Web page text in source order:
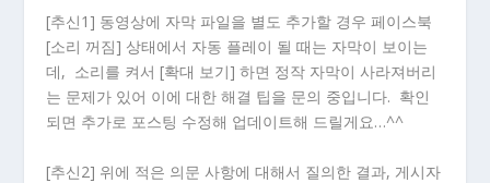
[추신1] 동영상에 자막 파일을 별도 추가할 경우 페이스북
[소리 꺼짐] 상태에서 자동 플레이 될 때는 자막이 보이는
데, 소리를 켜서 [확대 보기] 하면 정작 자막이 사라져버리
는 문제가 있어 이에 대한 해결 팁을 문의 중입니다. 확인
되면 추가로 포스팅 수정해 업데이트해 드릴게요…^^
[추신2] 위에 적은 의문 사항에 대해서 질의한 결과, 게시자